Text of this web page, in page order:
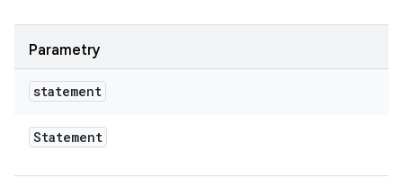
Parametry
statement
Statement